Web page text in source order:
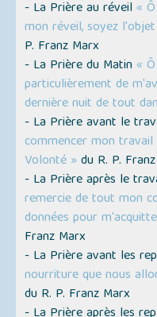
- La Prière au réveil «
mon réveil, soyez
P. Franz Marx
- La Prière du Matin «
particulièrement de
dernière nuit de tout
- La Prière avant le
commencer mon
Volonté » du R. P.
- La Prière après le
remercie de tout mon
données pour
Franz Marx
- La Prière avant les
nourriture que nous
du R. P. Franz Marx